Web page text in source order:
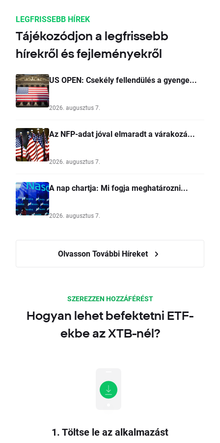
LEGFRISSEBB HÍREK
Tájékozódjon a legfrissebb
hírekről és fejleményekről
US OPEN: Csekély fellendülés a gyenge...
2026. augusztus 7.
Az NFP-adat jóval elmaradt a várakozá...
2026. augusztus 7.
A nap chartja: Mi fogja meghatározni...
2026. augusztus 7.
Olvasson További Híreket
SZEREZZEN HOZZÁFÉRÉST
Hogyan lehet befektetni ETF-
ekbe az XTB-nél?
1. Töltse le az alkalmazást